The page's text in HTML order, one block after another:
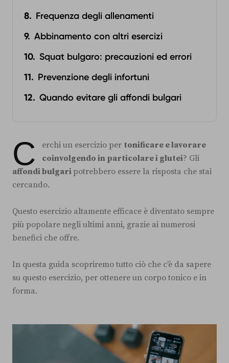
Frequenza degli allenamenti
Abbinamento con altri esercizi
Squat bulgaro: precauzioni ed errori
Prevenzione degli infortuni
Quando evitare gli affondi bulgari
C erchi un esercizio per tonificare e lavorare
coinvolgendo in particolare i glutei? Gli
affondi bulgari potrebbero essere la risposta che stai
cercando.
Questo esercizio altamente efficace è diventato sempre
più popolare negli ultimi anni, grazie ai numerosi
benefici che offre.
In questa guida scopriremo tutto ciò che c'è da sapere
su questo esercizio, per ottenere un corpo tonico e in
forma.